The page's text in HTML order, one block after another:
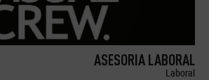
ASESORIA LABORAL
Laboral